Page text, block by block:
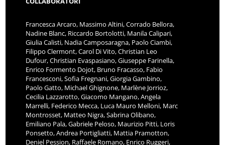
Francesca Arcaro, Massimo Altini, Corrado Bellora,
Nadine Blanc, Riccardo Bortolotti, Manila Calipari,
Giulia Calisti, Nadia Camposaragna, Paolo Ciambi,
Filippo Clermont, Carol Di Vito, Christian Leo
Dufour, Christian Evaspasiano, Giuseppe Farinella,
Enrico Formento Dojot, Bruno Fracasso, Fabio
Francesconi, Sofia Fregnani, Giorgia Gambino,
Paolo Gatto, Michael Ghignone, Marlène Jorrioz,
Cecilia Lazzarotto, Giacomo Mangano, Angela
Marrelli, Federico Mecca, Luca Mauro Melloni, Marc
Montrosset, Matteo Nigra, Sabrina Olibano,
Emiliano Pala, Gabriele Peloso, Maurizio Pitti, Loris
Ponsetto, Andrea Portigliatti, Mattia Pramotton,
Deniel Pession, Raffaele Romano, Enrico Ruggeri,